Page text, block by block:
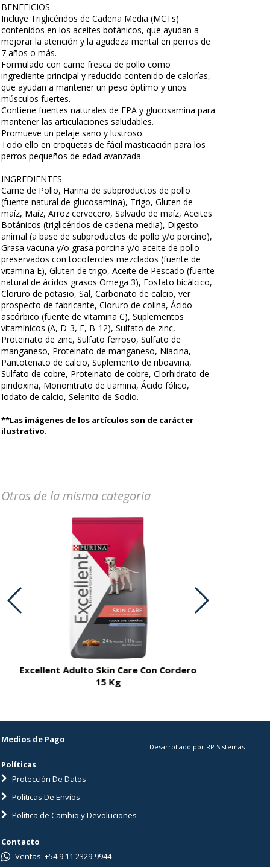
BENEFICIOS
Incluye Triglicéridos de Cadena Media (MCTs)
contenidos en los aceites botánicos, que ayudan a
mejorar la atención y la agudeza mental en perros de
7 años o más.
Formulado con carne fresca de pollo como
ingrediente principal y reducido contenido de calorías,
que ayudan a mantener un peso óptimo y unos
músculos fuertes.
Contiene fuentes naturales de EPA y glucosamina para
mantener las articulaciones saludables.
Promueve un pelaje sano y lustroso.
Todo ello en croquetas de fácil masticación para los
perros pequeños de edad avanzada.
INGREDIENTES
Carne de Pollo, Harina de subproductos de pollo
(fuente natural de glucosamina), Trigo, Gluten de
maíz, Maíz, Arroz cervecero, Salvado de maíz, Aceites
Botánicos (triglicéridos de cadena media), Digesto
animal (a base de subproductos de pollo y/o porcino),
Grasa vacuna y/o grasa porcina y/o aceite de pollo
preservados con tocoferoles mezclados (fuente de
vitamina E), Gluten de trigo, Aceite de Pescado (fuente
natural de ácidos grasos Omega 3), Fosfato bicálcico,
Cloruro de potasio, Sal, Carbonato de calcio, ver
prospecto de fabricante, Cloruro de colina, Ácido
ascórbico (fuente de vitamina C), Suplementos
vitamínicos (A, D-3, E, B-12), Sulfato de zinc,
Proteinato de zinc, Sulfato ferroso, Sulfato de
manganeso, Proteinato de manganeso, Niacina,
Pantotenato de calcio, Suplemento de riboavina,
Sulfato de cobre, Proteinato de cobre, Clorhidrato de
piridoxina, Mononitrato de tiamina, Ácido fólico,
Iodato de calcio, Selenito de Sodio.
**Las imágenes de los artículos son de carácter
ilustrativo.
Otros de la misma categoria
Excellent Adulto Skin Care Con Cordero
15 Kg
Medios de Pago
Políticas
Protección De Datos
Políticas De Envíos
Política de Cambio y Devoluciones
Desarrollado por RP Sistemas
Contacto
Ventas: +54 9 11 2329-9944